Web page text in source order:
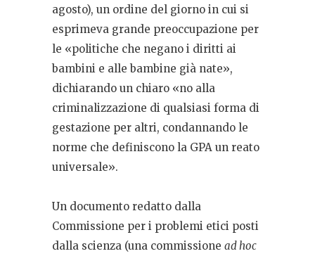
agosto), un ordine del giorno in cui si
esprimeva grande preoccupazione per
le «politiche che negano i diritti ai
bambini e alle bambine già nate»,
dichiarando un chiaro «no alla
criminalizzazione di qualsiasi forma di
gestazione per altri, condannando le
norme che definiscono la GPA un reato
universale».
Un documento redatto dalla
Commissione per i problemi etici posti
dalla scienza (una commissione ad hoc